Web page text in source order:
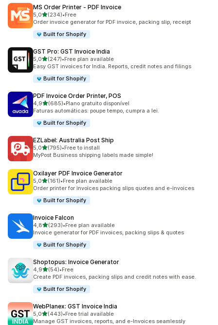
MS Order Printer ‑ PDF Invoice
5,0de 5 estrelas
(234)
234 total de avaliações
•Free
Order invoice generator for PDF invoice, packing slip, receipt
Built for Shopify
GST Pro: GST Invoice India
5,0de 5 estrelas
(247)
247 total de avaliações
•Free plan available
Easy GST invoices for India. Reports, credit notes and filings
Built for Shopify
PDF Invoice Order Printer, POS
4,9de 5 estrelas
(685)
685 total de avaliações
•Plano gratuito disponível
Faturas automáticas: poupe tempo, cumpra a lei.
Built for Shopify
EZLabel: Australia Post Ship
5,0de 5 estrelas
(795)
795 total de avaliações
•Free to install
MyPost Business shipping labels made simple!
Oxilayer PDF Invoice Generator
5,0de 5 estrelas
(161)
161 total de avaliações
•Free plan available
Order printer for invoices packing slips quotes and e-invoices
Built for Shopify
Invoice Falcon
4,8de 5 estrelas
(293)
293 total de avaliações
•Free plan available
Invoice generator for PDF invoices, packing slips & quotes
Built for Shopify
Shoptopus: Invoice Generator
4,9de 5 estrelas
(54)
54 total de avaliações
•Free
Create PDF invoices, packing slips and credit notes with ease.
Built for Shopify
WebPlanex: GST Invoice India
5,0de 5 estrelas
(443)
443 total de avaliações
•Free trial available
Manage GST invoices, reports, and e-Invoices seamlessly